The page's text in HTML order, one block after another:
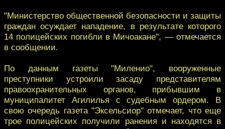
"Министерство общественной безопасности и защиты
граждан осуждает нападение, в результате которого
14 полицейских погибли в Мичоакане", — отмечается
в сообщении.
По данным газеты "Миленио", вооруженные
преступники устроили засаду представителям
правоохранительных органов, прибывшим в
муниципалитет Агилилья с судебным ордером. В
свою очередь газета "Эксельсиор" отмечает, что еще
трое полицейских получили ранения и находятся в